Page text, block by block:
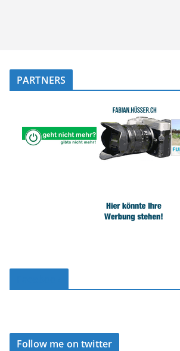
PARTNERS
Follow me on twitter